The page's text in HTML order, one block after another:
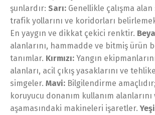
şunlardır: Sarı: Genellikle çalışma alan
trafik yollarını ve koridorları
En yaygın ve dikkat çekici renktir.
alanlarını, hammadde ve bitmiş ürün
tanımlar. Kırmızı: Yangın
alanları, acil çıkış yasaklarını ve
simgeler. Mavi: Bilgilendirme
koruyucu donanım kullanım alanlarını
aşamasındaki makineleri işaretler.